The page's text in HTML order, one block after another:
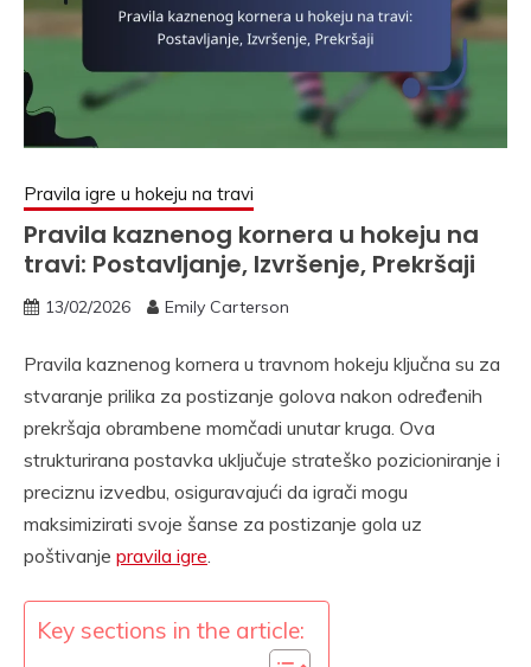
Pravila igre u hokeju na travi
Pravila kaznenog kornera u hokeju na
travi: Postavljanje, Izvršenje, Prekršaji
13/02/2026 Emily Carterson
Pravila kaznenog kornera u travnom hokeju ključna su za
stvaranje prilika za postizanje golova nakon određenih
prekršaja obrambene momčadi unutar kruga. Ova
strukturirana postavka uključuje strateško pozicioniranje i
preciznu izvedbu, osiguravajući da igrači mogu
maksimizirati svoje šanse za postizanje gola uz
poštivanje pravila igre.
Key sections in the article: